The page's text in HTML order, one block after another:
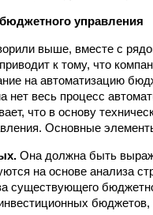
управления
выше, вместе с
к тому, что
на автоматизацию
нет весь процесс
что в основу
Основные
Она должна быть
на основе анализа
существующего
бюджетов,